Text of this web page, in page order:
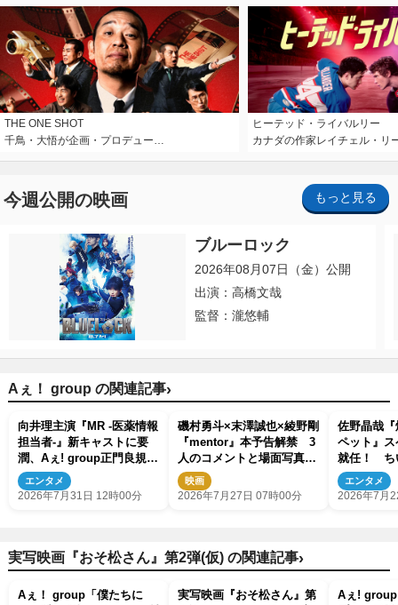
THE ONE SHOT
千鳥・大悟が企画・プロデュー…
ヒーテッド・ライバルリー
カナダの作家レイチェル・リ
今週公開の映画 もっと見る
ブルーロック
2026年08月07日（金）公開
出演：高橋文哉
監督：瀧悠輔
Aぇ！ group の関連記事›
向井理主演『MR ‐医薬情報
担当者‐』新キャストに要
潤、Aぇ! group正門良規、
豊原功補ら登場
エンタメ
2026年7月31日 12時00分
磯村勇斗×末澤誠也×綾野剛
『mentor』本予告解禁 3
人のコメントと場面写真も
到着
映画
2026年7月27日 07時00分
佐野晶哉
ペット』
就任！ ち
演も決定
エンタメ
2026年7月
実写映画『おそ松さん』第2弾(仮) の関連記事›
Aぇ！ group「僕たちに
実写映画『おそ松さん』第
Aぇ! group